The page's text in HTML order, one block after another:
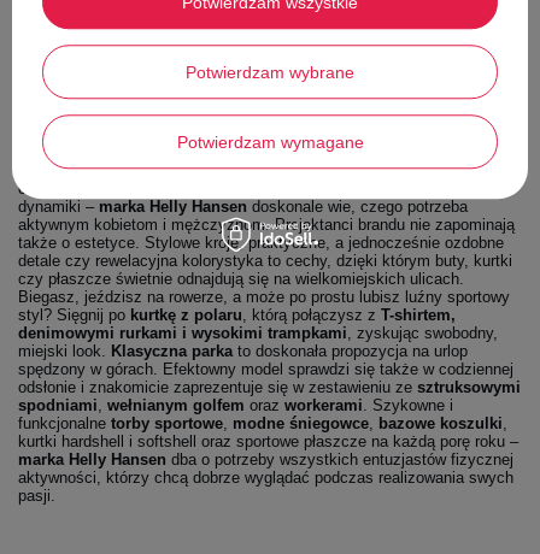
systemy regulujące ciepłotę ciała i rozwiązania umożliwiające
dostosowanie do warunków atmosferycznych to tylko kilka powodów,
dla których warto miećprojekty Helly Hansenw swoim sportowym
ekwipunku.
Helly Hansen – styl, na którym warto
polegać
Rewelacyjnie i rozsądnie przemyślane wzornictwo, które zapewnia
ochronę przed kapryśną pogodą, dodając sportowym wysiłkom mocy i
dynamiki – marka Helly Hansen doskonale wie, czego potrzeba
aktywnym kobietom i mężczyznom. Projektanci brandu nie zapominają
także o estetyce. Stylowe kroje, praktyczne, a jednocześnie ozdobne
detale czy rewelacyjna kolorystyka to cechy, dzięki którym buty, kurtki
czy płaszcze świetnie odnajdują się na wielkomiejskich ulicach.
Biegasz, jeździsz na rowerze, a może po prostu lubisz luźny sportowy
styl? Sięgnij po kurtkę z polaru , którą połączysz z T-shirtem,
denimowymi rurkami i wysokimi trampkami , zyskując swobodny,
miejski look.
Klasyczna parka to doskonała propozycja na urlop
spędzony w górach. Efektowny model sprawdzi się także w codziennej
odsłonie i znakomicie zaprezentuje się w zestawieniu ze sztruksowymi
spodniami wełnianym golfem oraz workerami . Szykowne i
funkcjonalne torby sportowe modne śniegowce bazowe koszulki
kurtki hardshell i softshell oraz sportowe płaszcze na każdą porę roku –
marka Helly Hansen dba o potrzeby wszystkich entuzjastów fizycznej
aktywności, którzy chcą dobrze wyglądać podczas realizowania swych
pasji.
Potwierdzam wybrane
Potwierdzam wymagane